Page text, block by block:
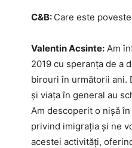
C&B: Care este
Valentin Acsinte: Am
2019 cu speranța de a
birouri în următorii ani.
și viața în general au
Am descoperit o nișă
privind imigrația și ne
acestei activități,